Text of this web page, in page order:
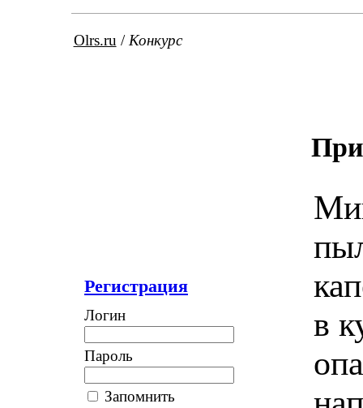
Olrs.ru / Конкурс
Регистрация
Логин
Пароль
Запомнить
в